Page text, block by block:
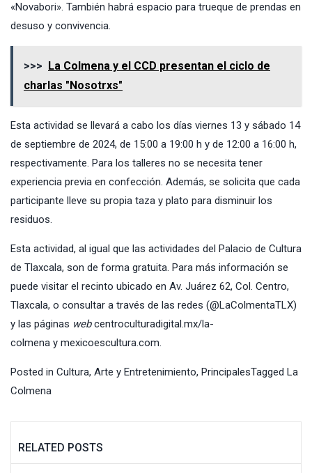
«Novabori». También habrá espacio para trueque de prendas en
desuso y convivencia.
>>> La Colmena y el CCD presentan el ciclo de
charlas "Nosotrxs"
Esta actividad se llevará a cabo los días viernes 13 y sábado 14
de septiembre de 2024, de 15:00 a 19:00 h y de 12:00 a 16:00 h,
respectivamente. Para los talleres no se necesita tener
experiencia previa en confección. Además, se solicita que cada
participante lleve su propia taza y plato para disminuir los
residuos.
Esta actividad, al igual que las actividades del Palacio de Cultura
de Tlaxcala, son de forma gratuita. Para más información se
puede visitar el recinto ubicado en Av. Juárez 62, Col. Centro,
Tlaxcala, o consultar a través de las redes (@LaColmentaTLX)
y las páginas web centroculturadigital.mx/la-
colmena y mexicoescultura.com.
Posted in Cultura, Arte y Entretenimiento, PrincipalesTagged La
Colmena
RELATED POSTS